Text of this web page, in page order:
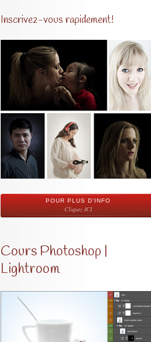
Inscrivez-vous rapidement!
POUR PLUS D'INFO
Cliquez ICI
Cours Photoshop |
Lightroom